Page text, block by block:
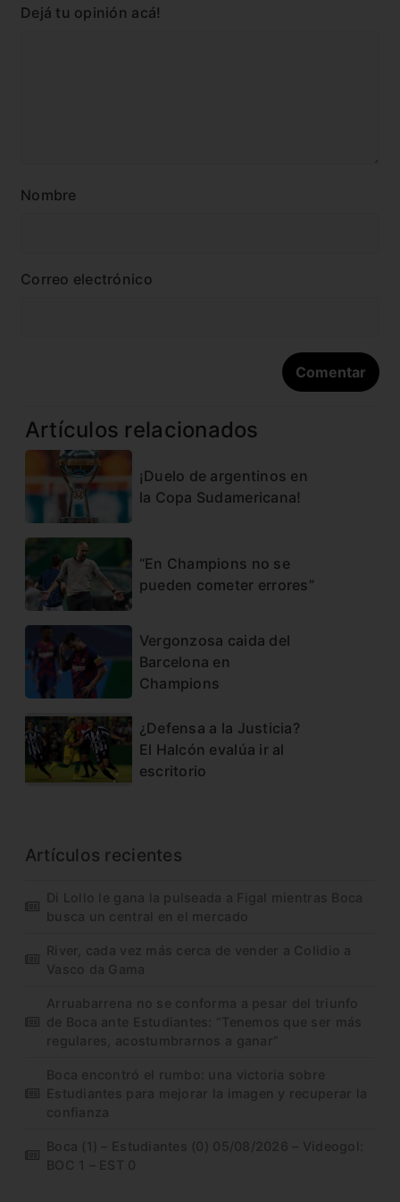
Dejá tu opinión acá!
Nombre
Correo electrónico
Artículos relacionados
¡Duelo de argentinos en
la Copa Sudamericana!
“En Champions no se
pueden cometer errores”
Vergonzosa caida del
Barcelona en
Champions
¿Defensa a la Justicia?
El Halcón evalúa ir al
escritorio
Artículos recientes
Di Lollo le gana la pulseada a Figal mientras Boca
busca un central en el mercado
River, cada vez más cerca de vender a Colidio a
Vasco da Gama
Arruabarrena no se conforma a pesar del triunfo
de Boca ante Estudiantes: “Tenemos que ser más
regulares, acostumbrarnos a ganar”
Boca encontró el rumbo: una victoria sobre
Estudiantes para mejorar la imagen y recuperar la
confianza
Boca (1) – Estudiantes (0) 05/08/2026 – Videogol:
BOC 1 – EST 0